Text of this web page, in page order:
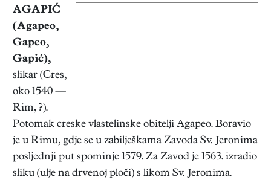
AGAPIĆ
(Agapeo,
Gapeo,
Gapić),
slikar (Cres,
oko 1540 —
Rim, ?).
Potomak creske vlastelinske obitelji Agapeo. Boravio
je u Rimu, gdje se u zabilješkama Zavoda Sv. Jeronima
posljednji put spominje 1579. Za Zavod je 1563. izradio
sliku (ulje na drvenoj ploči) s likom Sv. Jeronima.